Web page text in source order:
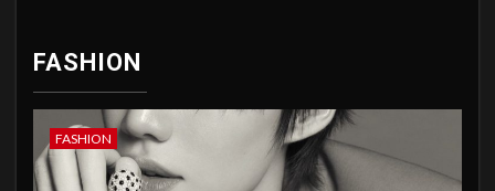
FASHION
FASHION